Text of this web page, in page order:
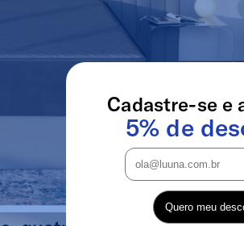
Cadastre-se e
5% de
Quero meu